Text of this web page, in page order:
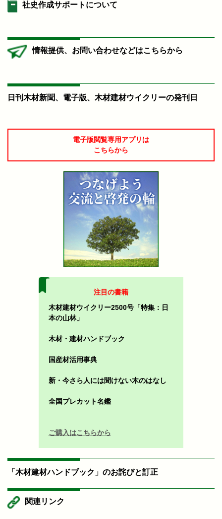
社史作成サポートについて
情報提供、お問い合わせなどはこちらから
日刊木材新聞、電子版、木材建材ウイクリーの発刊日
電子版閲覧専用アプリは
こちらから
注目の書籍
木材建材ウイクリー2500号「特集：日
本の山林」
木材・建材ハンドブック
国産材活用事典
新・今さら人には聞けない木のはなし
全国プレカット名鑑
ご購入はこちらから
「木材建材ハンドブック」のお詫びと訂正
関連リンク